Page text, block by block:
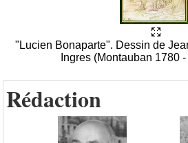
"Lucien Bonaparte". Dessin de
Ingres (Montauban 1780
Rédaction